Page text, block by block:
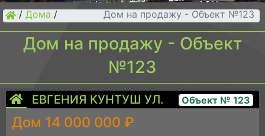
/ Дома / Дом на продажу - Объект №123
Дом на продажу - Объект
№123
ЕВГЕНИЯ КУНТУШ УЛ. Объект № 123
Дом 14 000 000 ₽